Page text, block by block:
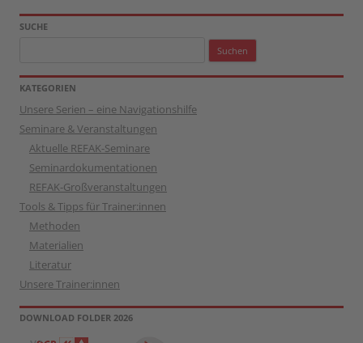
SUCHE
KATEGORIEN
Unsere Serien – eine Navigationshilfe
Seminare & Veranstaltungen
Aktuelle REFAK-Seminare
Seminardokumentationen
REFAK-Großveranstaltungen
Tools & Tipps für Trainer:innen
Methoden
Materialien
Literatur
Unsere Trainer:innen
DOWNLOAD FOLDER 2026